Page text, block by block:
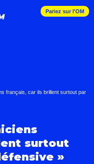
Pariez sur l'OM
français, car ils brillent surtout par
surtout
»